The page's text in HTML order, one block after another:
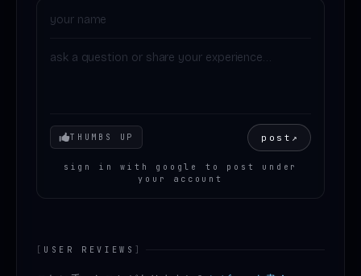
Your mood
THUMBS UP post ↗
sign in with google to post under
your account
[ USER REVIEWS ]